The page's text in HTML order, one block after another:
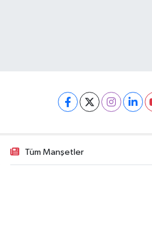
Tüm Manşetler